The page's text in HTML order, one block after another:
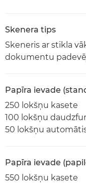
Skenera tips
Skeneris ar stikla
dokumentu
Papīra ievade
250 lokšņu kasete
100 lokšņu
50 lokšņu
Papīra ievade
550 lokšņu kasete